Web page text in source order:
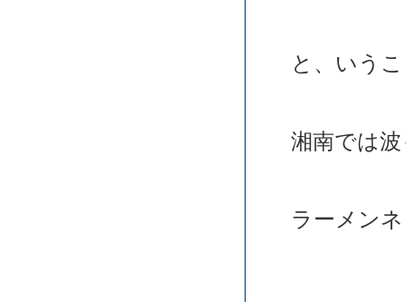
と、いう
湘南では
ラーメン